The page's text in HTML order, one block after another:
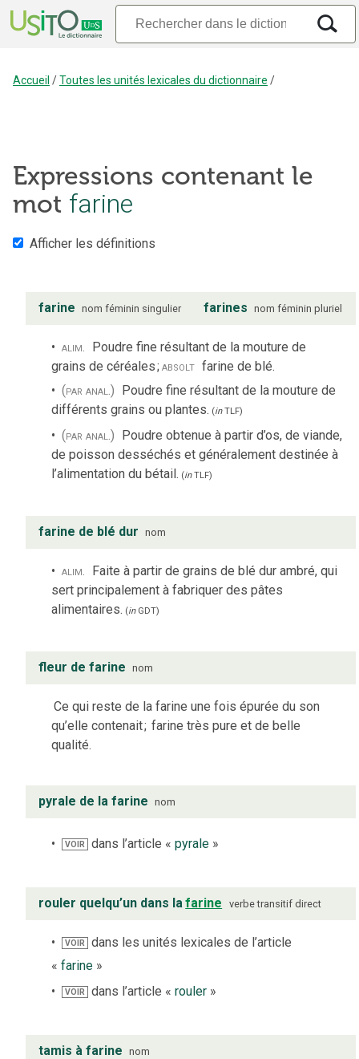
Accueil /Toutes les unités lexicales du dictionnaire /
Expressions contenant le
mot farine
Afficher les définitions
farine nom féminin singulier farines nom féminin pluriel
alim. Poudre fine résultant de la mouture de
grains de céréales;absolt farine de blé.
(par anal.) Poudre fine résultant de la mouture de
différents grains ou plantes. (inTLF)
(par anal.) Poudre obtenue à partir d’os, de viande,
de poisson desséchés et généralement destinée à
l’alimentation du bétail. (inTLF)
farine de blé dur nom
alim. Faite à partir de grains de blé dur ambré, qui
sert principalement à fabriquer des pâtes
alimentaires. (inGDT)
fleur de farine nom
Ce qui reste de la farine une fois épurée du son
qu’elle contenait; farine très pure et de belle
qualité.
pyrale de la farine nom
VOIR dans l’article «pyrale »
rouler quelqu’un dans lafarine verbe transitif direct
VOIR
dans les unités lexicales de l’article
« farine »
VOIR dans l’article «rouler »
tamis à farine nom